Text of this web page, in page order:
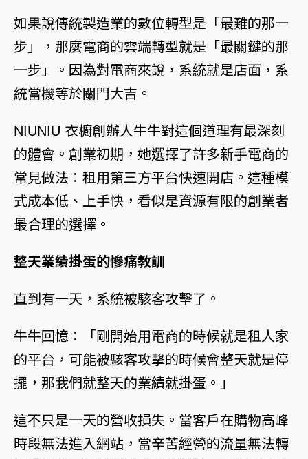
如果說傳統製造業的數位轉型是「最難的那一
步」，那麼電商的雲端轉型就是「最關鍵的那
一步」。因為對電商來說，系統就是店面，系
統當機等於關門大吉。
NIUNIU 衣櫥創辦人牛牛對這個道理有最深刻
的體會。創業初期，她選擇了許多新手電商的
常見做法：租用第三方平台快速開店。這種模
式成本低、上手快，看似是資源有限的創業者
最合理的選擇。
整天業績掛蛋的慘痛教訓
直到有一天，系統被駭客攻擊了。
牛牛回憶：「剛開始用電商的時候就是租人家
的平台，可能被駭客攻擊的時候會整天就是停
擺，那我們就整天的業績就掛蛋。」
這不只是一天的營收損失。當客戶在購物高峰
時段無法進入網站，當辛苦經營的流量無法轉